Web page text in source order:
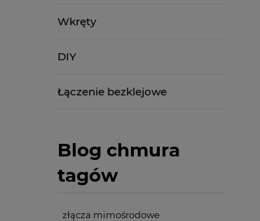
Wkręty
DIY
Łączenie bezklejowe
Blog chmura
tagów
złącza mimośrodowe